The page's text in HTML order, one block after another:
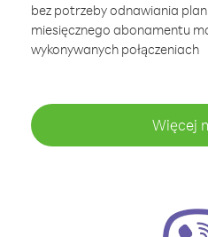
bez potrzeby odnawiania
miesięcznego abonamentu
wykonywanych połączeniach
Więcej